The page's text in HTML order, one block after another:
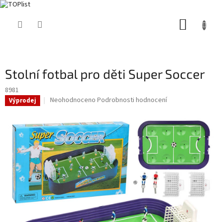
Stolní fotbal pro děti Super Soccer
8981
Výprodej
Průměrné
je
0,0
z
5
hvězdiček.
Neohodnoceno Podrobnosti hodnocení